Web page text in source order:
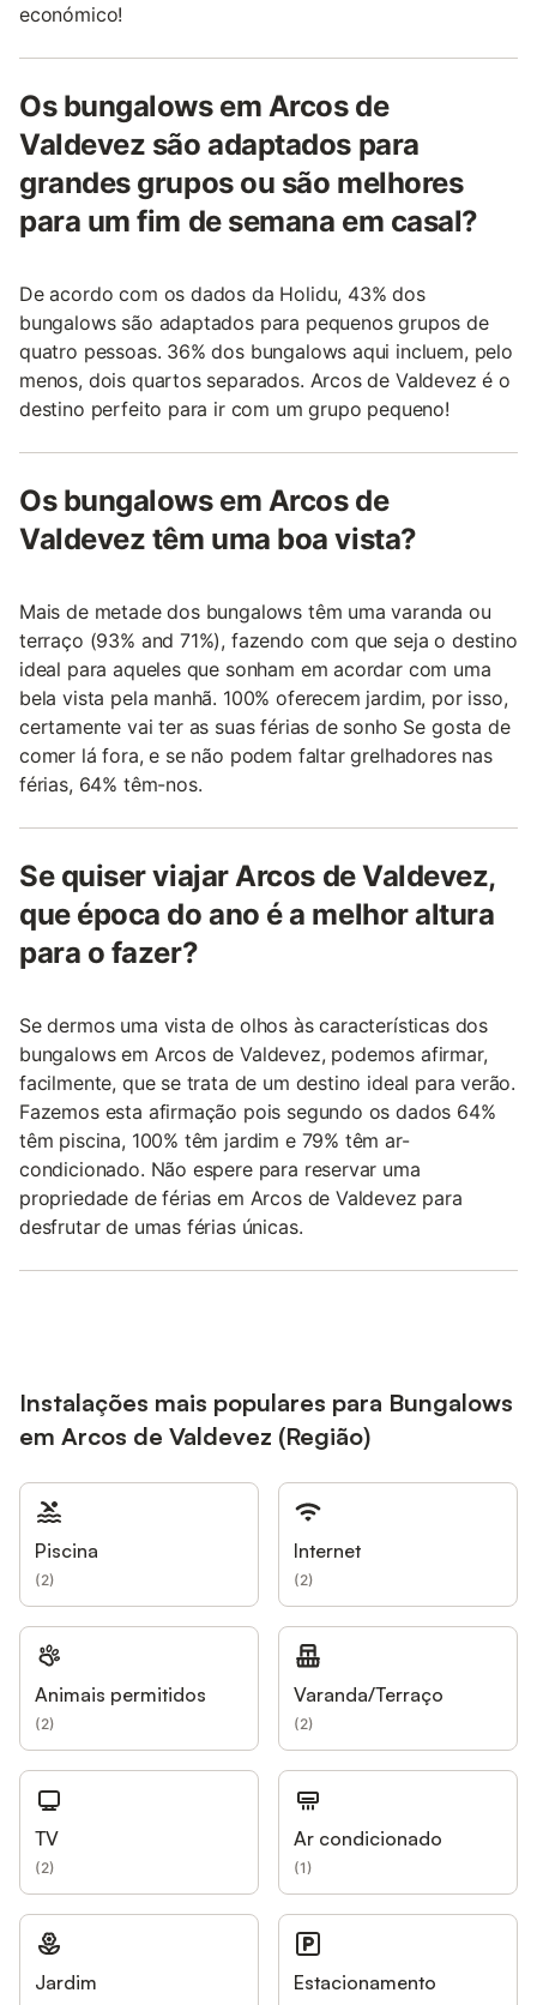
económico!
Os bungalows em Arcos de
Valdevez são adaptados para
grandes grupos ou são melhores
para um fim de semana em casal?
De acordo com os dados da Holidu, 43% dos
bungalows são adaptados para pequenos grupos de
quatro pessoas. 36% dos bungalows aqui incluem, pelo
menos, dois quartos separados. Arcos de Valdevez é o
destino perfeito para ir com um grupo pequeno!
Os bungalows em Arcos de
Valdevez têm uma boa vista?
Mais de metade dos bungalows têm uma varanda ou
terraço (93% and 71%), fazendo com que seja o destino
ideal para aqueles que sonham em acordar com uma
bela vista pela manhã. 100% oferecem jardim, por isso,
certamente vai ter as suas férias de sonho Se gosta de
comer lá fora, e se não podem faltar grelhadores nas
férias, 64% têm-nos.
Se quiser viajar Arcos de Valdevez,
que época do ano é a melhor altura
para o fazer?
Se dermos uma vista de olhos às características dos
bungalows em Arcos de Valdevez, podemos afirmar,
facilmente, que se trata de um destino ideal para verão.
Fazemos esta afirmação pois segundo os dados 64%
têm piscina, 100% têm jardim e 79% têm ar-
condicionado. Não espere para reservar uma
propriedade de férias em Arcos de Valdevez para
desfrutar de umas férias únicas.
Instalações mais populares para Bungalows
em Arcos de Valdevez (Região)
Piscina
(2)
Internet
(2)
Animais permitidos
(2)
Varanda/Terraço
(2)
TV
(2)
Ar condicionado
(1)
Jardim Estacionamento